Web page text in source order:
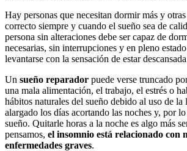
Hay personas que necesitan dormir más y
correcto siempre y cuando el sueño sea de
persona sin alteraciones debe ser capaz de
necesarias, sin interrupciones y en pleno
levantarse con la sensación de estar
Un sueño reparador puede verse truncado
una mala alimentación, el trabajo, el estrés o
hábitos naturales del sueño debido al uso de la
alargado los días acortando las noches y, por
sueño. Quitarle horas a la noche es algo más
pensamos, el insomnio está relacionado con
enfermedades graves.